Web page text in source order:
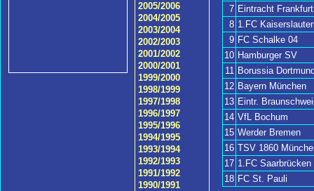
7 Eintracht Frankfurt
8 1.FC
9 FC Schalke 04
10 Hamburger SV
11 Borussia
12 Bayern München
13 Eintr.
14 VfL Bochum
15 Werder Bremen
16 TSV 1860
17 1.FC Saarbrücken
18 FC St. Pauli
2005/2006
2004/2005
2003/2004
2002/2003
2001/2002
2000/2001
1999/2000
1998/1999
1997/1998
1996/1997
1995/1996
1994/1995
1993/1994
1992/1993
1991/1992
1990/1991